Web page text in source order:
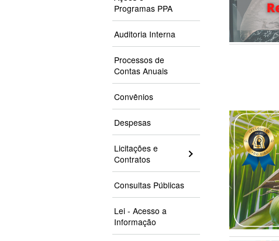
Programas PPA
Auditoria Interna
Processos de
Contas Anuais
Convênios
Despesas
Licitações e
Contratos
Consultas Públicas
Lei - Acesso a
Informação